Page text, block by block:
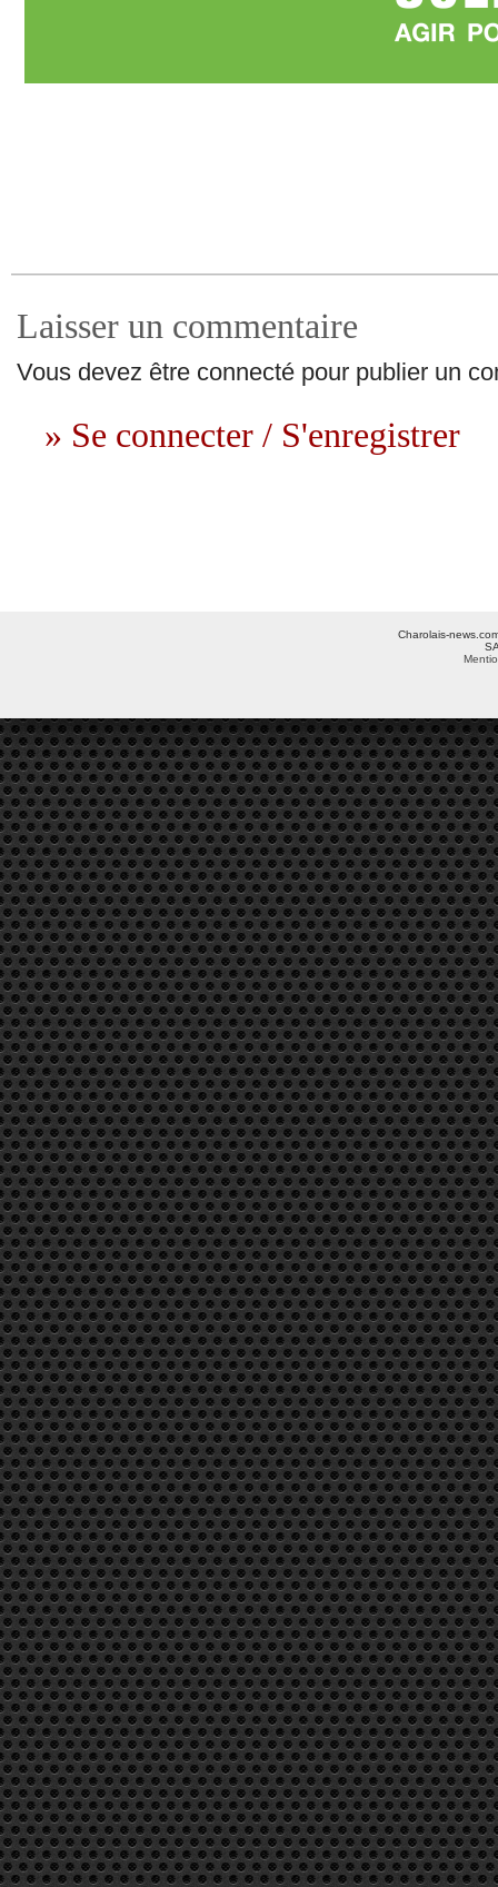
Laisser un commentaire
Vous devez être connecté pour publier un
» Se connecter / S'enregistrer
Charolais-